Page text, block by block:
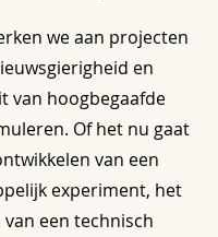
we aan projecten
en
van hoogbegaafde
Of het nu gaat
van een
experiment, het
een technisch